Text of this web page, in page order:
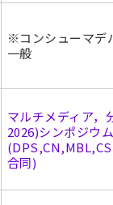
※コンシューマデ
一般
マルチメディア，
2026)シンポジウ
合同)